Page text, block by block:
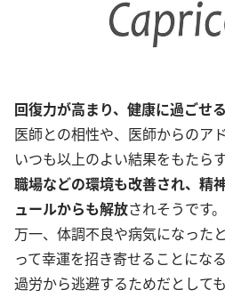
回復力が高まり、健康に過ごせ
医師との相性や、医師からのア
いつも以上のよい結果をもたら
職場などの環境も改善され、精
ュールからも解放されそうです。
万一、体調不良や病気になった
って幸運を招き寄せることにな
過労から逃避するためだとしても